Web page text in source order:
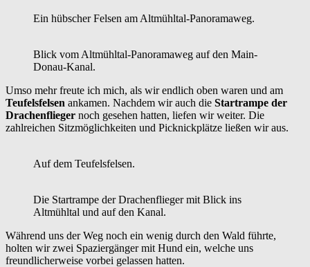
Ein hübscher Felsen am Altmühltal-Panoramaweg.
Blick vom Altmühltal-Panoramaweg auf den Main-
Donau-Kanal.
Umso mehr freute ich mich, als wir endlich oben waren und am
Teufelsfelsen ankamen. Nachdem wir auch die Startrampe der
Drachenflieger noch gesehen hatten, liefen wir weiter. Die
zahlreichen Sitzmöglichkeiten und Picknickplätze ließen wir aus.
Auf dem Teufelsfelsen.
Die Startrampe der Drachenflieger mit Blick ins
Altmühltal und auf den Kanal.
Während uns der Weg noch ein wenig durch den Wald führte,
holten wir zwei Spaziergänger mit Hund ein, welche uns
freundlicherweise vorbei gelassen hatten.